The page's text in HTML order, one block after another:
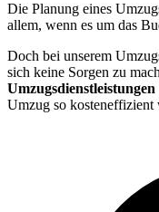
Die Planung eines
allem, wenn es um das
Doch bei unserem
sich keine Sorgen zu
Umzugsdienstleistungen
Umzug so kosteneffizient